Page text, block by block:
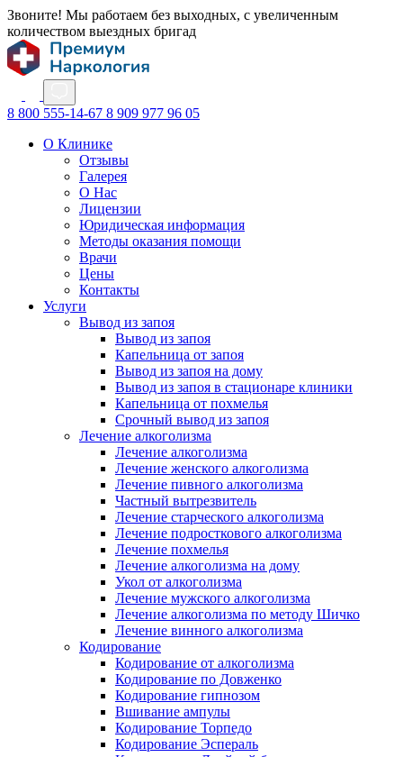
Звоните! Мы работаем без выходных, с увеличенным
количеством выездных бригад
8 800 555-14-67 8 909 977 96 05
О Клинике
Отзывы
Галерея
О Нас
Лицензии
Юридическая информация
Методы оказания помощи
Врачи
Цены
Контакты
Услуги
Вывод из запоя
Вывод из запоя
Капельница от запоя
Вывод из запоя на дому
Вывод из запоя в стационаре клиники
Капельница от похмелья
Срочный вывод из запоя
Лечение алкоголизма
Лечение алкоголизма
Лечение женского алкоголизма
Лечение пивного алкоголизма
Частный вытрезвитель
Лечение старческого алкоголизма
Лечение подросткового алкоголизма
Лечение похмелья
Лечение алкоголизма на дому
Укол от алкоголизма
Лечение мужского алкоголизма
Лечение алкоголизма по методу Шичко
Лечение винного алкоголизма
Кодирование
Кодирование от алкоголизма
Кодирование по Довженко
Кодирование гипнозом
Вшивание ампулы
Кодирование Торпедо
Кодирование Эспераль